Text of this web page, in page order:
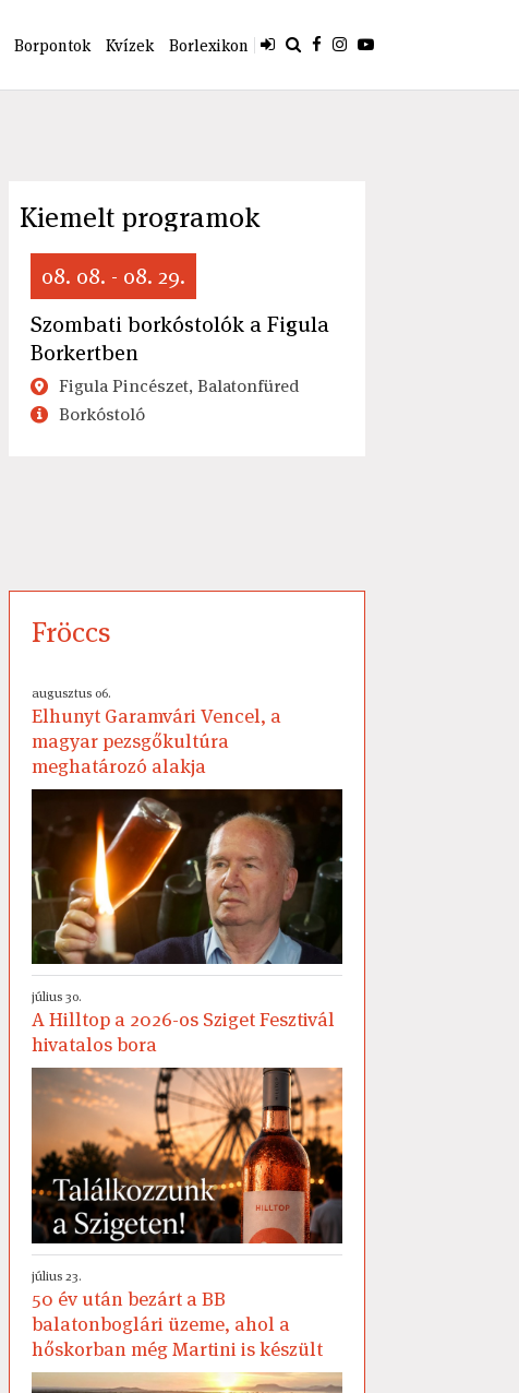
Borpontok Kvízek Borlexikon
Kiemelt programok
08. 08. - 08. 29.
Szombati borkóstolók a Figula
Borkertben
Figula Pincészet, Balatonfüred
Borkóstoló
Fröccs
augusztus 06.
Elhunyt Garamvári Vencel, a
magyar pezsgőkultúra
meghatározó alakja
július 30.
A Hilltop a 2026-os Sziget Fesztivál
hivatalos bora
július 23.
50 év után bezárt a BB
balatonboglári üzeme, ahol a
hőskorban még Martini is készült